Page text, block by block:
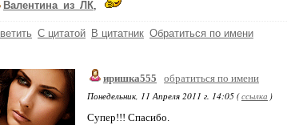
Валентина_из_ЛК,
С цитатой В цитатник Обратиться по имени
иришка555
обратиться по имени
Понедельник, 11 Апреля 2011 г. 14:05 (ссылка )
Супер!!! Спасибо.